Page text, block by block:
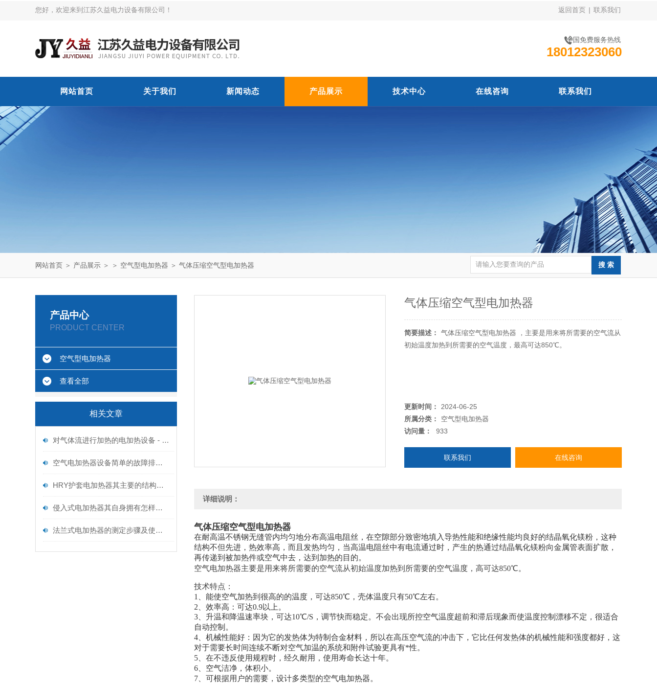
您好，欢迎来到江苏久益电力设备有限公司！ 返回首页 | 联系我们
全国免费服务热线
18012323060
网站首页 关于我们 新闻动态 产品展示 技术中心 在线咨询 联系我们
网站首页 ＞ 产品展示 ＞ ＞ 空气型电加热器 ＞ 气体压缩空气型电加热器
产品中心
PRODUCT CENTER
空气型电加热器
查看全部
相关文章
对气体流进行加热的电加热设备 - 空气型电加热器维护规范
空气电加热器设备简单的故障排除方法
HRY护套电加热器其主要的结构如下
侵入式电加热器其自身拥有怎样的特点呢？
法兰式电加热器的测定步骤及使用注意事项如下
气体压缩空气型电加热器
简要描述：
气体压缩空气型电加热器 ，主要是用来将所需要的空气流从
初始温度加热到所需要的空气温度，最高可达850℃。
更新时间：
2024-06-25
所属分类：
空气型电加热器
访问量：
933
联系我们 在线咨询
详细说明：
气体压缩空气型电加热器
在耐高温不锈钢无缝管内均匀地分布高温电阻丝，在空隙部分致密地填入导热性能和绝缘性能均良好的结晶氧化镁粉，这种
结构不但先进，热效率高，而且发热均匀，当高温电阻丝中有电流通过时，产生的热通过结晶氧化镁粉向金属管表面扩散，
再传递到被加热件或空气中去，达到加热的目的。
空气电加热器主要是用来将所需要的空气流从初始温度加热到所需要的空气温度，高可达850℃。
技术特点：
1、能使空气加热到很高的的温度，可达850℃，壳体温度只有50℃左右。
2、效率高：可达0.9以上。
3、升温和降温速率块，可达10℃/S，调节快而稳定。不会出现所控空气温度超前和滞后现象而使温度控制漂移不定，很适合
自动控制。
4、机械性能好：因为它的发热体为特制合金材料，所以在高压空气流的冲击下，它比任何发热体的机械性能和强度都好，这
对于需要长时间连续不断对空气加温的系统和附件试验更具有*性。
5、在不违反使用规程时，经久耐用，使用寿命长达十年。
6、空气洁净，体积小。
7、可根据用户的需要，设计多类型的空气电加热器。